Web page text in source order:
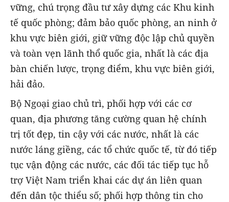
vững, chú trọng đầu tư xây dựng các Khu kinh
tế quốc phòng; đảm bảo quốc phòng, an ninh ở
khu vực biên giới, giữ vững độc lập chủ quyền
và toàn vẹn lãnh thổ quốc gia, nhất là các địa
bàn chiến lược, trọng điểm, khu vực biên giới,
hải đảo.
Bộ Ngoại giao chủ trì, phối hợp với các cơ
quan, địa phương tăng cường quan hệ chính
trị tốt đẹp, tin cậy với các nước, nhất là các
nước láng giềng, các tổ chức quốc tế, từ đó tiếp
tục vận động các nước, các đối tác tiếp tục hỗ
trợ Việt Nam triển khai các dự án liên quan
đến dân tộc thiểu số; phối hợp thông tin cho